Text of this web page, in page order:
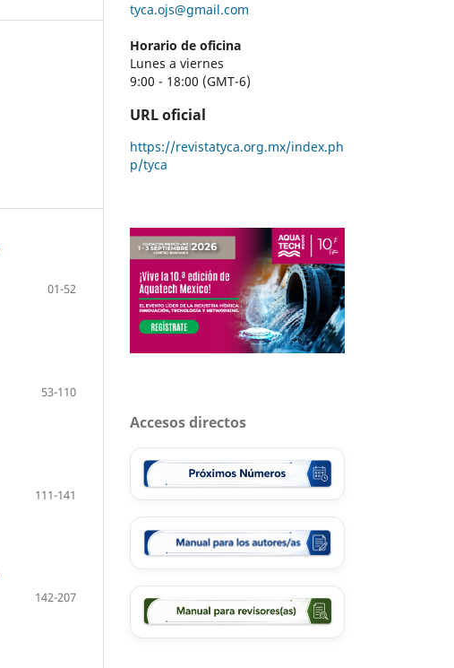
01-52
53-110
111-141
142-207
tyca.ojs@gmail.com
Horario de oficina
Lunes a viernes
9:00 - 18:00 (GMT-6)
URL oficial
https://revistatyca.org.mx/index.ph
p/tyca
Accesos directos